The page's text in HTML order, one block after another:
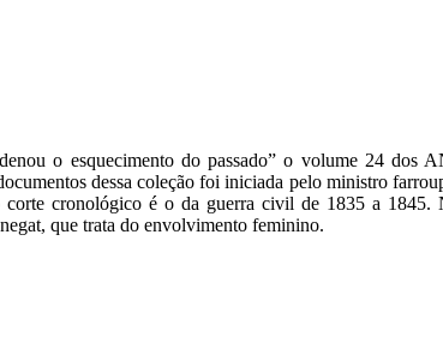
o esquecimento do passado” o volume 24
dessa coleção foi iniciada pelo ministro
cronológico é o da guerra civil de 1835 a
que trata do envolvimento feminino.